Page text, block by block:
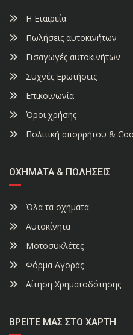
Η Εταιρεία
Πωλήσεις αυτοκινήτων
Εισαγωγές αυτοκινήτων
Συχνές Ερωτήσεις
Επικοινωνία
Όροι χρήσης
Πολιτική απορρήτου &
ΟΧΉΜΑΤΑ & ΠΩΛΉΣΕΙΣ
Όλα τα οχήματα
Αυτοκίνητα
Μοτοσυκλέτες
Φόρμα Αγοράς
Αίτηση Χρηματοδότησης
ΒΡΕΊΤΕ ΜΑΣ ΣΤΟ ΧΆΡΤΗ